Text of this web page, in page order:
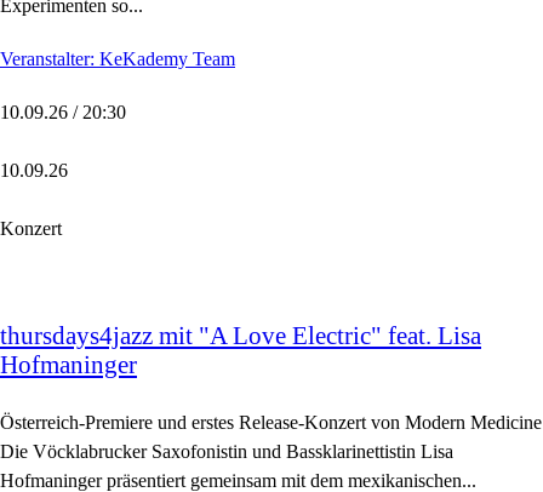
Experimenten so...
Veranstalter: KeKademy Team
10.09.26 / 20:30
10.09.26
Konzert
thursdays4jazz mit "A Love Electric" feat. Lisa
Hofmaninger
Österreich-Premiere und erstes Release-Konzert von Modern Medicine
Die Vöcklabrucker Saxofonistin und Bassklarinettistin Lisa
Hofmaninger präsentiert gemeinsam mit dem mexikanischen...